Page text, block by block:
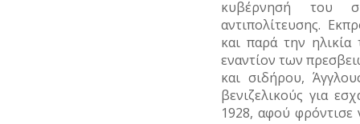
κυβέρνησή του
αντιπολίτευσης.
και παρά την
εναντίον των
και σιδήρου,
βενιζελικούς για
1928, αφού φρόντισε